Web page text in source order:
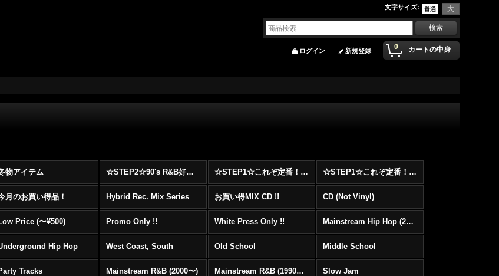
文字サイズ:
0 カートの中身
ログイン 新規登録
物アイテム ☆STEP2☆90's R&B好きに自信を持ってオススメ出来る00's R&B Best 100 !!! ☆STEP1☆これぞ定番！！まずはここから！2000年代Hip HopフロアヒットBest 100 !!! ☆STEP1☆これぞ定番！！まずはここから！2000年代R&BフロアヒットBest 100 !!!
月のお買い得品！ Hybrid Rec. Mix Series お買い得MIX CD !! CD (Not Vinyl)
Price (〜¥500) Promo Only !! White Press Only !! Mainstream Hip Hop (2000〜)
Hip Hop West Coast, South Old School Middle School
Tracks Mainstream R&B (2000〜) Mainstream R&B (1990〜1999) Slow Jam